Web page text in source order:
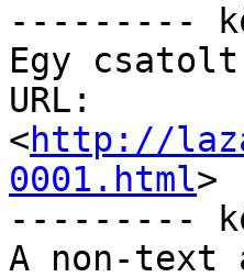
---------
Egy
URL:
<http://
0001.html>
---------
A non-text